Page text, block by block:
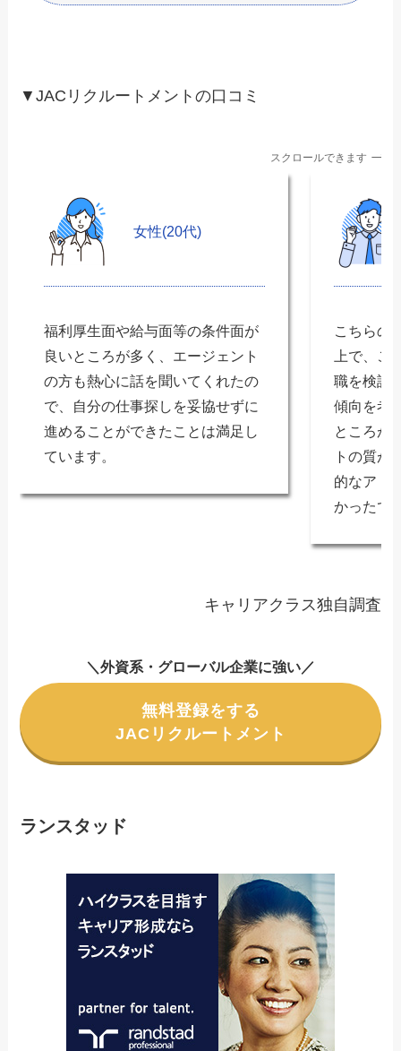
▼JACリクルートメントの口コミ
スクロールできます
女性(20代)
福利厚生面や給与面等の条件面が
良いところが多く、エージェント
の方も熱心に話を聞いてくれたの
で、自分の仕事探しを妥協せずに
進めることができたことは満足し
ています。
こちらの
上で、こ
職を検討
傾向を考
ところが
トの質が
的なアド
かったで
キャリアクラス独自調査
＼外資系・グローバル企業に強い／
無料登録をする
JACリクルートメント
ランスタッド